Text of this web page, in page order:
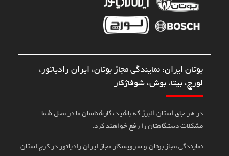
بوتان ایران: نمایندگی مجاز بوتان، ایران رادیاتور،
لورچ، بیتا، بوش، شوفاژکار
در هر جای استان البرز که باشید، کارشناسان ما در محل شما
مشکلات دستگاهتان را رفع خواهند کرد.
نمایندگی مجاز بوتان و سرویسکار مجاز ایران رادیاتور در کرج استان